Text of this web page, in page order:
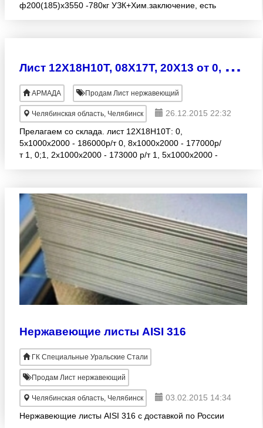
ф200(185)х3550 -780кг УЗК+Хим.заключение, есть
Л
ист 12Х18Н10Т, 08Х17Т, 20Х13 от 0, 5мм до 100 мм
АРМАДА Продам Лист нержавеющий
Челябинская область, Челябинск
26.12.2015 22:32
Прелагаем со склада. лист 12Х18Н10Т: 0,
5х1000х2000 - 186000р/т 0, 8х1000х2000 - 177000р/
т 1, 0;1, 2х1000х2000 - 173000 р/т 1, 5х1000х2000 -
Нержавеющие листы AISI 316
ГК Специальные Уральские Стали
Продам Лист нержавеющий
Челябинская область, Челябинск
03.02.2015 14:34
Нержавеющие листы AISI 316 с доставкой по России